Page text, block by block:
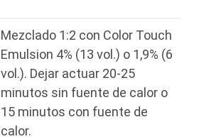
Mezclado 1:2 con Color Touch
Emulsion 4% (13 vol.) o 1,9% (6
vol.). Dejar actuar 20-25
minutos sin fuente de calor o
15 minutos con fuente de
calor.